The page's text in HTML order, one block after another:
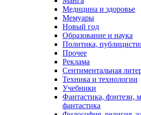
Медицина и здоровье
Мемуары
Новый год
Образование и наука
Политика,
Прочее
Реклама
Сентиментальная
Техника и технологии
Учебники
Фантастика, фэнтези,
фантастика